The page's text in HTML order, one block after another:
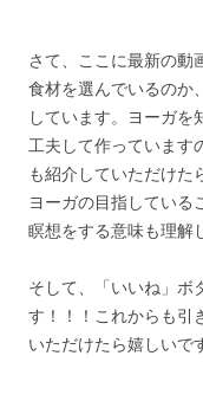
さて、ここに最新の動
食材を選んでいるのか
しています。ヨーガを
工夫して作っています
も紹介していただけた
ヨーガの目指している
瞑想をする意味も理解
そして、「いいね」ボ
す！！！これからも引
いただけたら嬉しいで